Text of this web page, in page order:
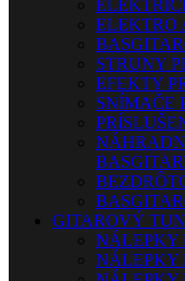
ELEKTRO
STRUNY
EFEKTY
SNÍMAČE
GITAROVÝ
NÁLEPKY
NÁLEPKY